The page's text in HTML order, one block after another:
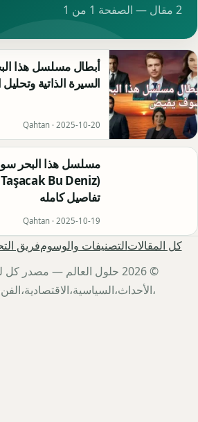
2 مقال — الصفحة 1 من 1
أبطال مسلسل هذا
السيرة الذاتية
Qahtan · 2025-10-20
مسلسل هذا البحر
تفاصيل كامله
Qahtan · 2025-10-19
كل المقالاتالتصنيفات والوسومفريق
© 2026 حلول العالم — مصدر